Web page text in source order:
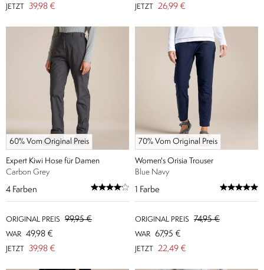
JETZT 39,98 € JETZT 26,99 €
60% Vom Original Preis
Expert Kiwi Hose für Damen
Carbon Grey
4 Farben
ORIGINAL PREIS 99,95 €
WAR 49,98 €
JETZT 39,98 €
70% Vom Original Preis
Women's Orisia Trouser
Blue Navy
1 Farbe
ORIGINAL PREIS 74,95 €
WAR 67,95 €
JETZT 22,49 €